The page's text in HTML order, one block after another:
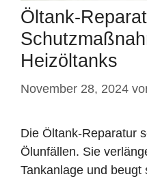
Öltank-
Heizöltanks
November 28, 2024
Die Öltank-Reparatur
Ölunfällen. Sie
Tankanlage und beugt